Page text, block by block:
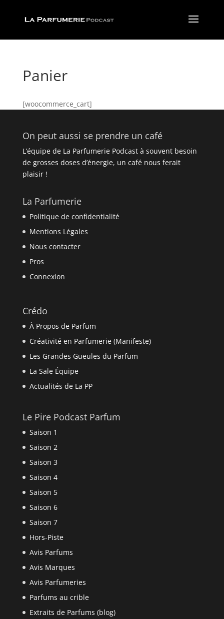
Panier
[woocommerce_cart]
On peut aussi se prendre un café
L’équipe de La Parfumerie Podcast à souvent besoin
de grosses doses d’énergie, un café nous ferait
plaisir !
La Parfumerie
Politique de confidentialité
Mentions Légales
Nous contacter
Pros
Connexion
Crédo
À Propos de Parfum
Créativité en Parfumerie (Manifeste)
Les Grandes Gueules du Parfum
La Sale Équipe
Actualités de La PP
Le Pire Podcast Parfum
Saison 1
Saison 2
Saison 3
Saison 4
Saison 5
Saison 6
Saison 7
Hors-Piste
Avis Parfums
Avis Marques
Avis Parfumeries
Parfums au crible
Extraits de Parfums (blog)